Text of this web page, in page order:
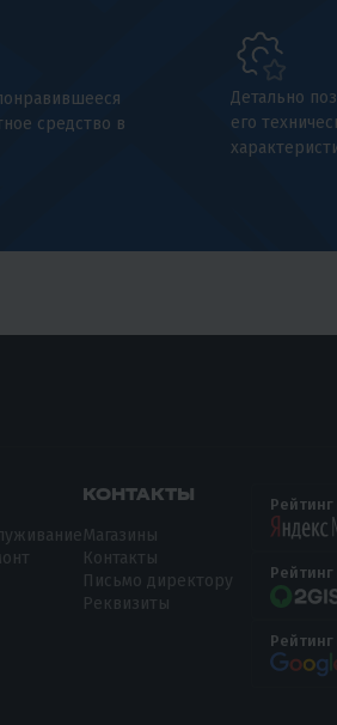
средство в
Детально
его
КОНТАКТЫ
Магазины
Контакты
Письмо директору
Реквизиты
Рейтинг
Рейтинг
Рейтинг